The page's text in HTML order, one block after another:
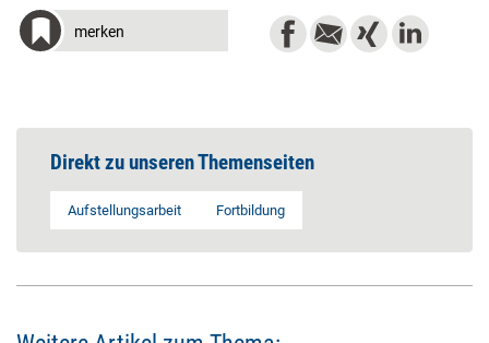
merken
Direkt zu unseren Themenseiten
Aufstellungsarbeit Fortbildung